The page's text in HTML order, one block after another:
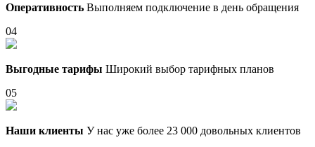
Оперативность Выполняем подключение в день обращения
04
Выгодные тарифы Широкий выбор тарифных планов
05
Наши клиенты У нас уже более 23 000 довольных клиентов